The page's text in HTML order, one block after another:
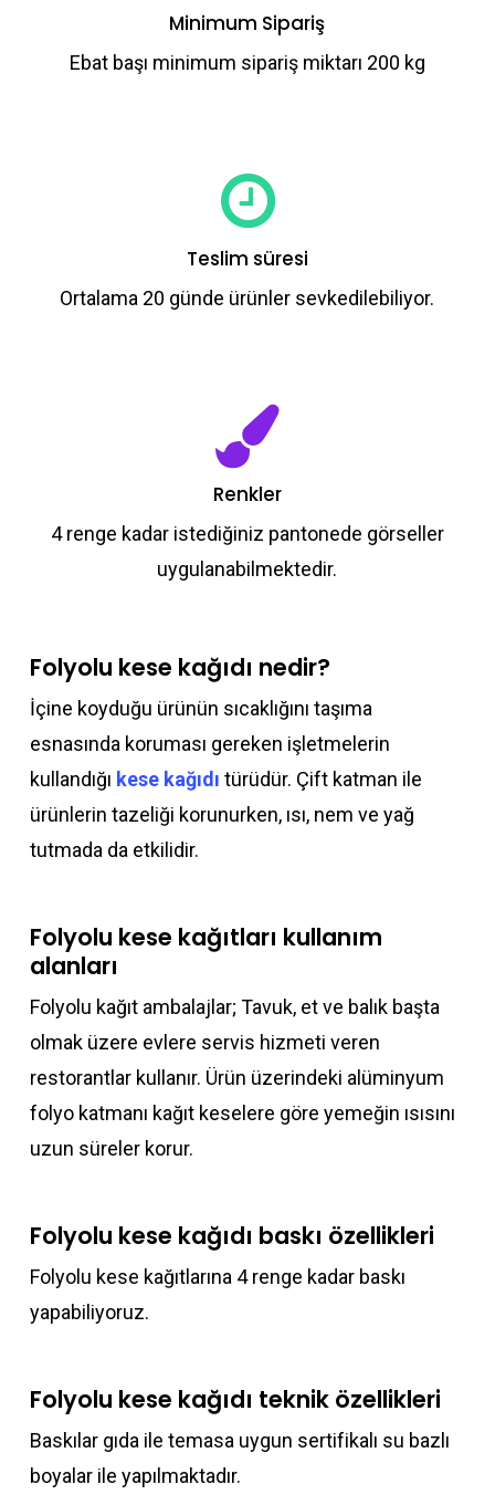
Minimum Sipariş
Ebat başı minimum sipariş miktarı 200 kg
Teslim süresi
Ortalama 20 günde ürünler sevkedilebiliyor.
Renkler
4 renge kadar istediğiniz pantonede görseller
uygulanabilmektedir.
Folyolu kese kağıdı nedir?
İçine koyduğu ürünün sıcaklığını taşıma
esnasında koruması gereken işletmelerin
kullandığı kese kağıdı türüdür. Çift katman ile
ürünlerin tazeliği korunurken, ısı, nem ve yağ
tutmada da etkilidir.
Folyolu kese kağıtları kullanım
alanları
Folyolu kağıt ambalajlar; Tavuk, et ve balık başta
olmak üzere evlere servis hizmeti veren
restorantlar kullanır. Ürün üzerindeki alüminyum
folyo katmanı kağıt keselere göre yemeğin ısısını
uzun süreler korur.
Folyolu kese kağıdı baskı özellikleri
Folyolu kese kağıtlarına 4 renge kadar baskı
yapabiliyoruz.
Folyolu kese kağıdı teknik özellikleri
Baskılar gıda ile temasa uygun sertifikalı su bazlı
boyalar ile yapılmaktadır.